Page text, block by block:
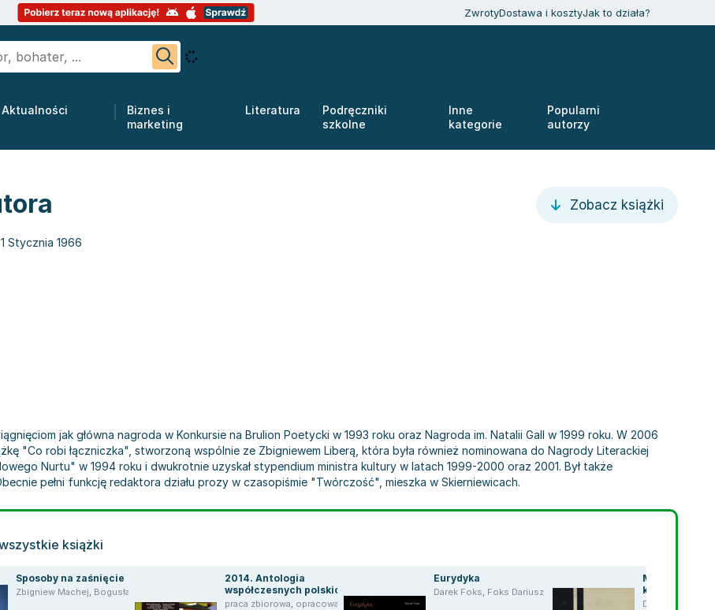
ZwrotyDostawa i kosztyJak to działa?
Aktualności
Biznes i
marketing
Literatura
Podręczniki
szkolne
Inne
kategorie
Popularni
autorzy
Zobacz książki
1 Stycznia 1966
jak główna nagroda w Konkursie na Brulion Poetycki w 1993 roku oraz Nagroda im. Natalii Gall w 1999 roku. W 2006
"Co robi łączniczka", stworzoną wspólnie ze Zbigniewem Liberą, która była również nominowana do Nagrody Literackiej
Nurtu" w 1994 roku i dwukrotnie uzyskał stypendium ministra kultury w latach 1999-2000 oraz 2001. Był także
pełni funkcję redaktora działu prozy w czasopiśmie "Twórczość", mieszka w Skierniewicach.
książki
Sposoby na zaśnięcie
Zbigniew Machej, Bogusław Kierc Jerzy Jarniewicz,Wojciech Bonowicz opracowanie zbiorowe,praca zbiorowa Bohdan Zadura
2014. Antologia
współczesnych polskich
opowiadań
praca zbiorowa, opracowanie zbiorowe Marcin Bałczewski Agnieszka Kłos Joanna Lech
Eurydyka
Darek Foks, Foks Dariusz
Moja druga
książka
Darek Foks